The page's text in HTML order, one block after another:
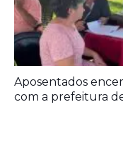
Aposentados
com a prefeitura